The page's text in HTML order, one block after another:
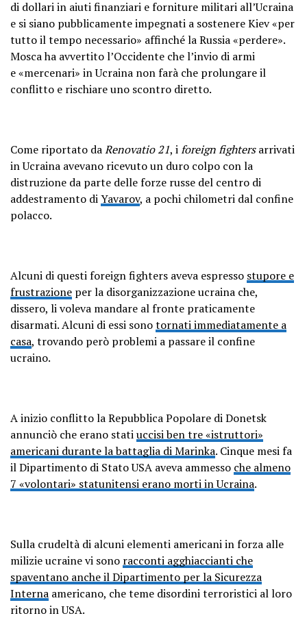
di dollari in aiuti finanziari e forniture militari all’Ucraina
e si siano pubblicamente impegnati a sostenere Kiev «per
tutto il tempo necessario» affinché la Russia «perdere».
Mosca ha avvertito l’Occidente che l’invio di armi
e «mercenari» in Ucraina non farà che prolungare il
conflitto e rischiare uno scontro diretto.
Come riportato daRenovatio 21, iforeign fightersarrivati
in Ucraina avevano ricevuto un duro colpo con la
distruzione da parte delle forze russe del centro di
addestramento diYavarov, a pochi chilometri dal confine
polacco.
Alcuni di questi foreign fighters aveva espresso stupore e
frustrazione per la disorganizzazione ucraina che,
dissero, li voleva mandare al fronte praticamente
disarmati. Alcuni di essi sonotornati immediatamente a
casa, trovando però problemi a passare il confine
ucraino.
A inizio conflitto la Repubblica Popolare di Donetsk
annunciò che erano statiuccisi ben tre «istruttori»
americani durante la battaglia di Marinka. Cinque mesi fa
il Dipartimento di Stato USA aveva ammesso che almeno
7 «volontari» statunitensi erano morti in Ucraina.
Sulla crudeltà di alcuni elementi americani in forza alle
milizie ucraine vi sono racconti agghiaccianti che
spaventano anche il Dipartimento per la Sicurezza
Interna americano, che teme disordini terroristici al loro
ritorno in USA.